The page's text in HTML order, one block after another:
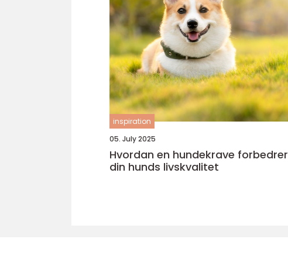
inspiration
05. July 2025
Hvordan en hundekrave forbedrer
din hunds livskvalitet